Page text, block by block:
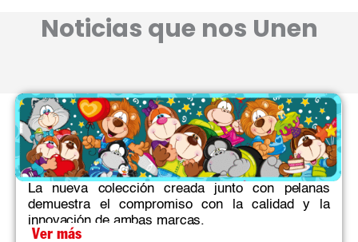
Noticias que nos Unen
La nueva colección creada junto con pelanas
demuestra el compromiso con la calidad y la
innovación de ambas marcas.​
Ver más